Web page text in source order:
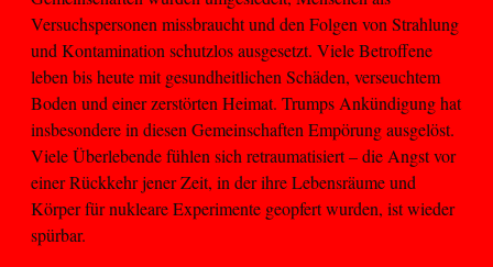
Versuchspersonen missbraucht und den Folgen von Strahlung
und Kontamination schutzlos ausgesetzt. Viele Betroffene
leben bis heute mit gesundheitlichen Schäden, verseuchtem
Boden und einer zerstörten Heimat. Trumps Ankündigung hat
insbesondere in diesen Gemeinschaften Empörung ausgelöst.
Viele Überlebende fühlen sich retraumatisiert – die Angst vor
einer Rückkehr jener Zeit, in der ihre Lebensräume und
Körper für nukleare Experimente geopfert wurden, ist wieder
spürbar.